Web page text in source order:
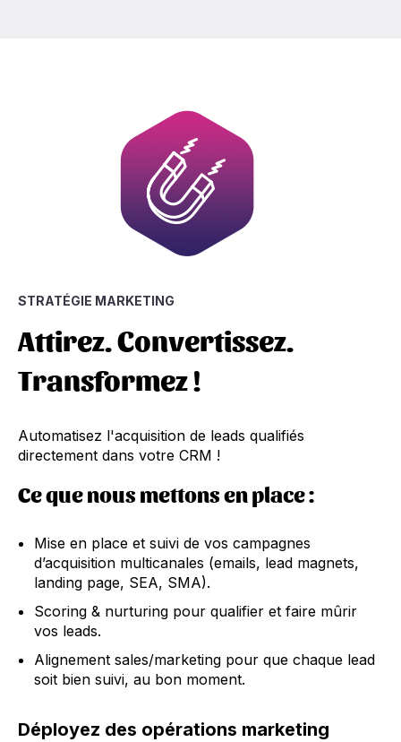
STRATÉGIE MARKETING
Attirez. Convertissez.
Transformez !
Automatisez l'acquisition de leads qualifiés
directement dans votre CRM !
Ce que nous mettons en place :
Mise en place et suivi de vos campagnes
d’acquisition multicanales (emails, lead magnets,
landing page, SEA, SMA).
Scoring & nurturing pour qualifier et faire mûrir
vos leads.
Alignement sales/marketing pour que chaque lead
soit bien suivi, au bon moment.
Déployez des opérations marketing